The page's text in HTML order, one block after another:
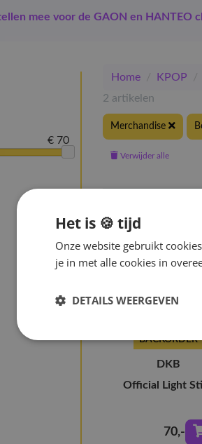
mee voor de GAON en HANTEO
€ 70
Home / KPOP /
2 artikelen
Merchandise
Verwijder alle
BACKORDER
DKB
Official Light
70,-
Het is 🍪 tijd
Onze website gebruikt
je in met alle cookies in
DETAILS WEERGEVEN